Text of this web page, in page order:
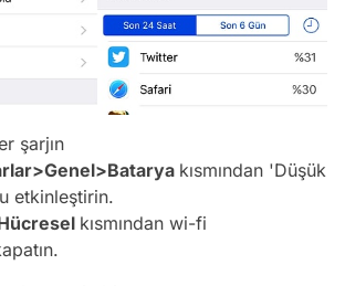
şarjın
kısmından 'Düşük
etkinleştirin.
kısmından wi-fi